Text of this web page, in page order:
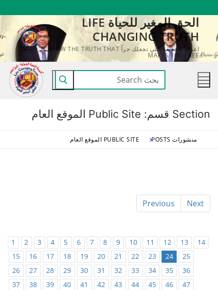
المحتوى
الحق المغير للحياة LIFE
CHANGING TRUTH
اعرف الحقيقة التي تجعلك حراً KNOW THE TRUTH THAT
MAKES YOU FREE
البحث
عن:
Section قسم: Public Site الموقع العام
منشورات POSTS PUBLIC SITE الموقع العام
Previous Next
1 2 3 4 5 6 7 8 9 10 11 12 13
14
15
16 17 18 19 20 21 22 23 24
25
26
27 28 29 30 31 32 33 34 35
36
37
38 39 40 41 42 43 44 45 46
47